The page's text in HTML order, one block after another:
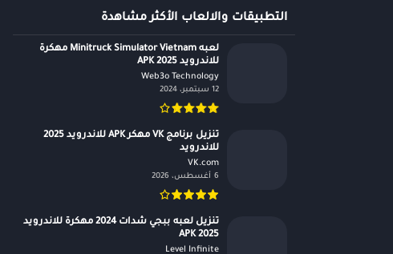
التطبيقات والالعاب الأكثر مشاهدة
لعبه Minitruck Simulator Vietnam مهكرة
للاندرويد APK 2025
Web3o Technology‏
12 سبتمبر، 2024
تنزيل برنامج VK مهكر APK للاندرويد 2025
للاندرويد
VK.com‏
6 أغسطس، 2026
تنزيل لعبه ببجي شدات 2024 مهكرة للاندرويد
APK 2025
Level Infinite‏